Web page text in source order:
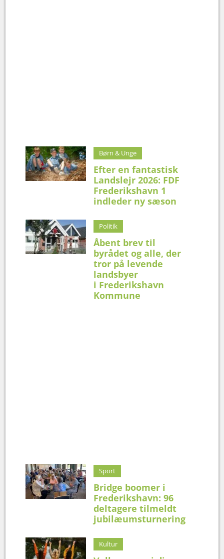
Børn & Unge
Efter en fantastisk
Landslejr 2026: FDF
Frederikshavn 1
indleder ny sæson
Politik
Åbent brev til
byrådet og alle, der
tror på levende
landsbyer
i Frederikshavn
Kommune
Sport
Bridge boomer i
Frederikshavn: 96
deltagere tilmeldt
jubilæumsturnering
Kultur